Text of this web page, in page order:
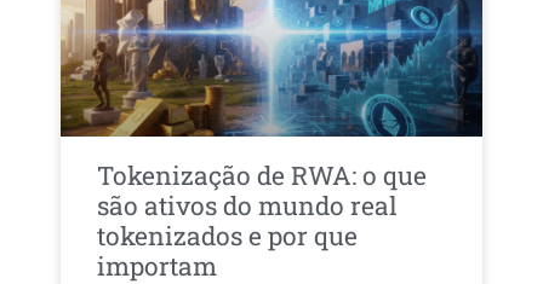
Tokenização de RWA: o que
são ativos do mundo real
tokenizados e por que
importam